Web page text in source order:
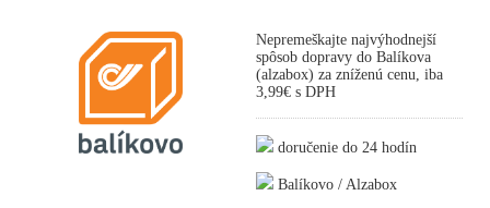
Nepremeškajte najvýhodnejší
spôsob dopravy do Balíkova
(alzabox) za zníženú cenu, iba
3,99€ s DPH
doručenie do 24 hodín
Balíkovo / Alzabox